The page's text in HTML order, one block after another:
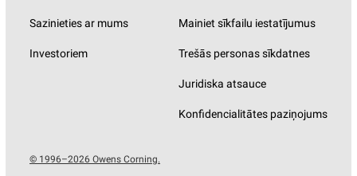
Sazinieties ar mums
Investoriem
Mainiet sīkfailu iestatījumus
Trešās personas sīkdatnes
Juridiska atsauce
Konfidencialitātes paziņojums
© 1996–2026 Owens Corning.